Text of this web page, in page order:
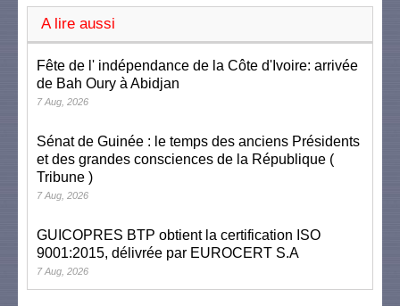
A lire aussi
Fête de l' indépendance de la Côte d'Ivoire: arrivée
de Bah Oury à Abidjan
7 Aug, 2026
Sénat de Guinée : le temps des anciens Présidents
et des grandes consciences de la République (
Tribune )
7 Aug, 2026
GUICOPRES BTP obtient la certification ISO
9001:2015, délivrée par EUROCERT S.A
7 Aug, 2026